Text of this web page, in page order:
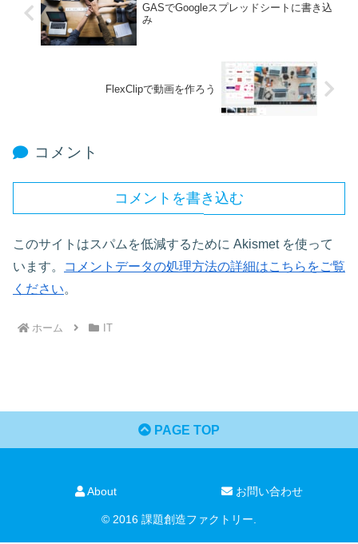
GASでGoogleスプレッドシートに書き込
み
FlexClipで動画を作ろう
コメント
コメントを書き込む
このサイトはスパムを低減するために Akismet を使って
います。
コメントデータの処理方法の詳細はこちらをご覧
ください。
ホーム IT
PAGE TOP
About お問い合わせ
© 2016 課題創造ファクトリー.